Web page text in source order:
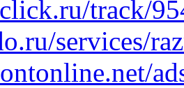
track/
services/